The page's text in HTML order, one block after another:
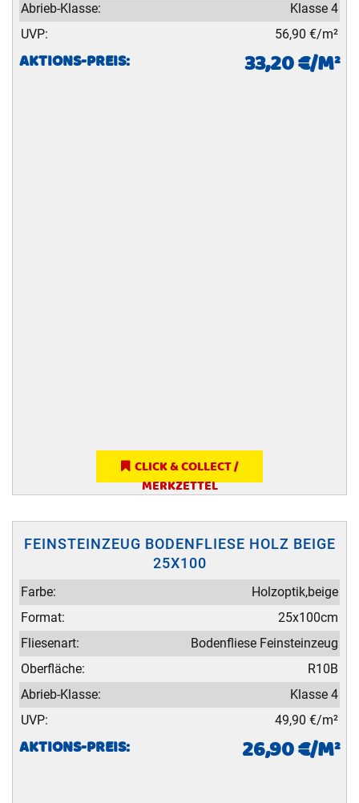
Abrieb-Klasse:
Klasse 4
UVP:
56,90 €/m²
AKTIONS-PREIS: 33,20 €/M²
CLICK & COLLECT /
MERKZETTEL
FEINSTEINZEUG BODENFLIESE HOLZ BEIGE
25X100
Farbe:
Holzoptik,beige
Format:
25x100cm
Fliesenart:
Bodenfliese Feinsteinzeug
Oberfläche:
R10B
Abrieb-Klasse:
Klasse 4
UVP:
49,90 €/m²
AKTIONS-PREIS: 26,90 €/M²